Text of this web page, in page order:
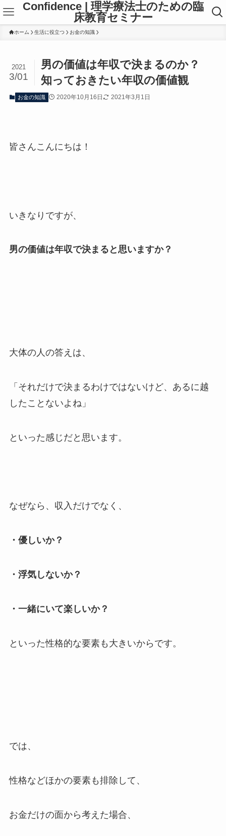
Confidence | 理学療法士のための臨
床教育セミナー
ホーム 生活に役立つ お金の知識
男の価値は年収で決まるのか？
知っておきたい年収の価値観
2021
3/01
お金の知識 2020年10月16日 2021年3月1日
皆さんこんにちは！
いきなりですが、
男の価値は年収で決まると思いますか？
大体の人の答えは、
「それだけで決まるわけではないけど、あるに越
したことないよね」
といった感じだと思います。
なぜなら、収入だけでなく、
・優しいか？
・浮気しないか？
・一緒にいて楽しいか？
といった性格的な要素も大きいからです。
では、
性格などほかの要素も排除して、
お金だけの面から考えた場合、